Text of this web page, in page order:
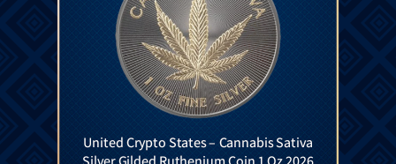
United Crypto States – Cannabis Sativa